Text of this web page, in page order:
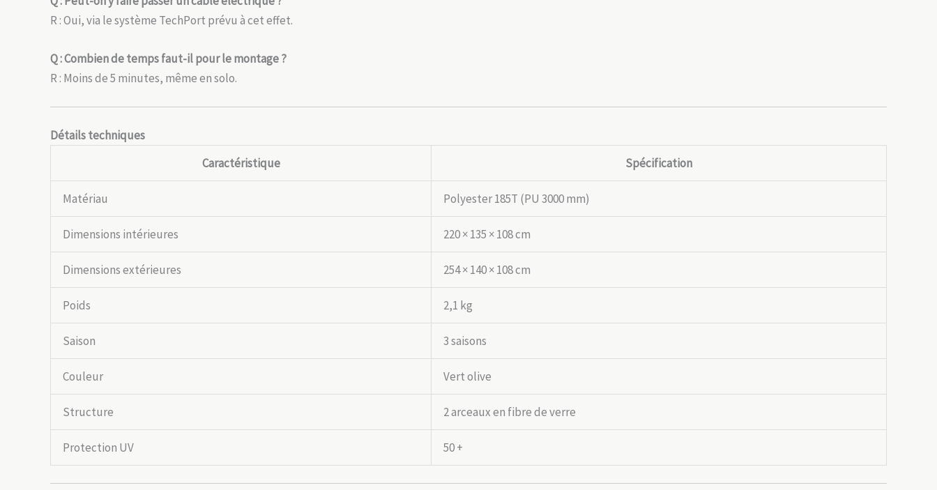
R : Oui, via le système TechPort prévu à cet effet.
Q : Combien de temps faut-il pour le montage ?
R : Moins de 5 minutes, même en solo.
Détails techniques
Caractéristique
Spécification
Matériau Polyester 185T (PU 3000 mm)
Dimensions intérieures 220 × 135 × 108 cm
Dimensions extérieures 254 × 140 × 108 cm
Poids 2,1 kg
Saison 3 saisons
Couleur Vert olive
Structure 2 arceaux en fibre de verre
Protection UV 50 +